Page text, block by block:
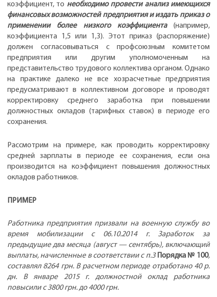
коэффициент, то необходимо провести анализ имеющихся
финансовых возможностей предприятия и издать приказ о
применении более низкого коэффициента (например,
коэффициента 1,5 или 1,3). Этот приказ (распоряжение)
должен согласовываться с профсоюзным комитетом
предприятия или другим уполномоченным на
представительство трудового коллектива органом. Однако
на практике далеко не все хозрасчетные предприятия
предусматривают в коллективном договоре и проводят
корректировку среднего заработка при повышении
должностных окладов (тарифных ставок) в периоде его
сохранения.
Рассмотрим на примере, как проводить корректировку
средней зарплаты в периоде ее сохранения, если она
производится на коэффициент повышения должностных
окладов работников.
ПРИМЕР
Работника предприятия призвали на военную службу во
время мобилизации с 06.10.2014 г. Заработок за
предыдущие два месяца (август — сентябрь), включающий
выплаты, начисленные в соответствии с п.3
Порядка № 100,
составлял 8264 грн. В расчетном периоде отработано 40 р.
дн. В январе 2015 г. должностной оклад работника
повысили с 3800 грн. до 4000 грн.